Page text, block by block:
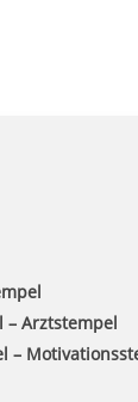
– Arztstempel
–